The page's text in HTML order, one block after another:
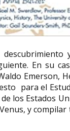
En su
Emerson,
para el
los Estados
y